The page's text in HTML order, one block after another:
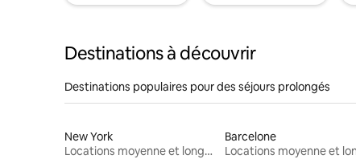
Destinations à découvrir
Destinations populaires pour des séjours prolongés
New York
Locations moyenne et longue durée
Barcelone